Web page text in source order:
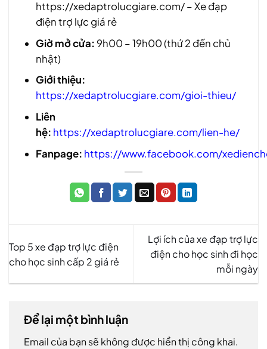
https://xedaptrolucgiare.com/ – Xe đạp
điện trợ lực giá rẻ
Giờ mở cửa: 9h00 – 19h00 (thứ 2 đến chủ
nhật)
Giới thiệu:
https://xedaptrolucgiare.com/gioi-thieu/
Liên
hệ: https://xedaptrolucgiare.com/lien-he/
Fanpage: https://www.facebook.com/
Top 5 xe đạp trợ lực điện
cho học sinh cấp 2 giá rẻ
Lợi ích của xe đạp trợ lực
điện cho học sinh đi học
mỗi ngày
Để lại một bình luận
Email của bạn sẽ không được hiển thị công khai.